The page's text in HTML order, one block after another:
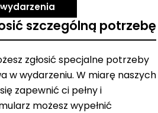
szczególną potrzebę
zgłosić specjalne potrzeby
w wydarzeniu. W miarę naszych
zapewnić ci pełny i
możesz wypełnić